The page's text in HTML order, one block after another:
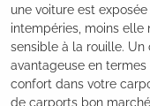
une voiture est
intempéries, moins elle
sensible à la rouille.
avantageuse en
confort dans votre
de carports bon